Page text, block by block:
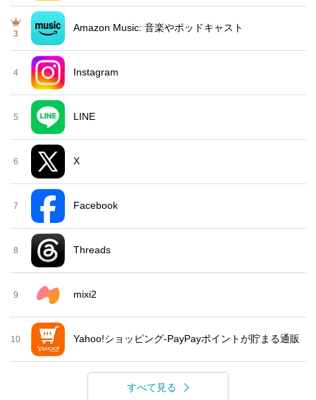
3
Amazon Music: 音楽やポッドキャスト
4 Instagram
5 LINE
6 X
7 Facebook
8 Threads
9 mixi2
10 Yahoo!ショッピング-PayPayポイントが貯まる通販
すべて見る